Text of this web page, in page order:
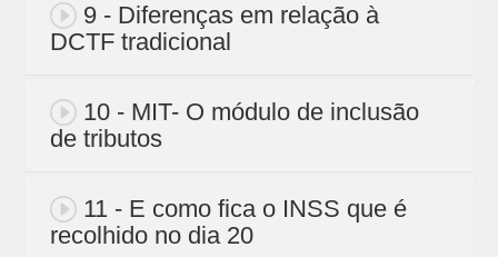
9 - Diferenças em relação à
DCTF tradicional
10 - MIT- O módulo de inclusão
de tributos
11 - E como fica o INSS que é
recolhido no dia 20